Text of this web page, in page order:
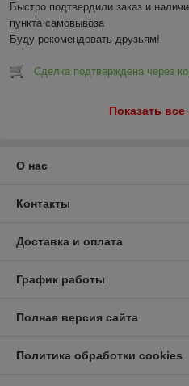
Быстро подтвердили заказ и
пункта самовывоза
Буду рекомендовать друзьям!
Сделка подтверждена через
Показать
О нас
Контакты
Доставка и оплата
График работы
Полная версия сайта
Политика обработки cookies